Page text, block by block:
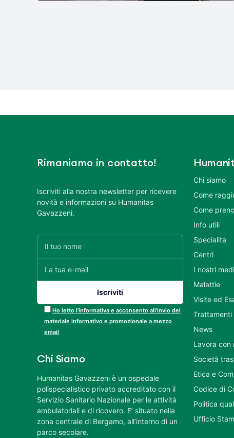
Rimaniamo in contatto!
Iscriviti alla nostra newsletter per ricevere
novità e informazioni su Humanitas
Gavazzeni.
Ho letto l’informativa e acconsento all’invio del
materiale informativo e promozionale a mezzo
email
Chi Siamo
Humanitas Gavazzeni è un ospedale
polispecialistico privato accreditato con il
Servizio Sanitario Nazionale per le attività
ambulatoriali e di ricovero. E’ situato nella
zona centrale di Bergamo, all’interno di un
parco secolare.
Chi siamo
Come
Come
Info utili
Specialità
Centri
I nostri
Malattie
Visite ed
Trattamenti
News
Lavora con
Società
Etica e
Codice di
Politica
Ufficio